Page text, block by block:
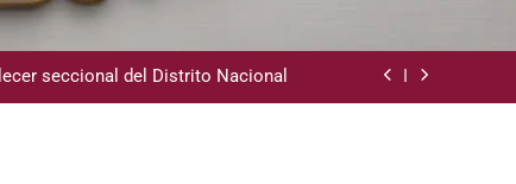
y la abogacía Pro Bono
seccional del Distrito Nacional
de agencias hípicas en